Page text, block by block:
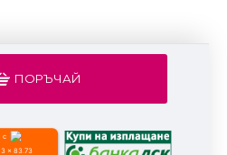
ПОРЪЧАЙ
с
x 83.73